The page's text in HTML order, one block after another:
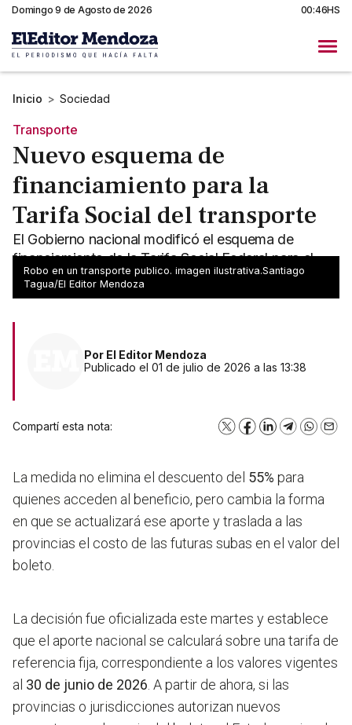
Domingo 9 de Agosto de 2026 00:46HS
Inicio > Sociedad
Transporte
Nuevo esquema de
financiamiento para la
Tarifa Social del transporte
El Gobierno nacional modificó el esquema de
financiamiento de la Tarifa Social Federal para el
transporte público
Robo en un transporte publico. imagen ilustrativa.Santiago
Tagua/El Editor Mendoza
Por El Editor Mendoza
Publicado el 01 de julio de 2026 a las 13:38
Compartí esta nota: X Facebook
LinkedInTelegram
La medida no elimina el descuento del 55% para
quienes acceden al beneficio, pero cambia la forma
en que se actualizará ese aporte y traslada a las
provincias el costo de las futuras subas en el valor del
boleto.
La decisión fue oficializada este martes y establece
que el aporte nacional se calculará sobre una tarifa de
referencia fija, correspondiente a los valores vigentes
al 30 de junio de 2026 . A partir de ahora, si las
provincias o jurisdicciones autorizan nuevos